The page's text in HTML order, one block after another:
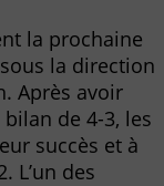
la prochaine
la direction
Après avoir
de 4-3, les
succès et à
L’un des